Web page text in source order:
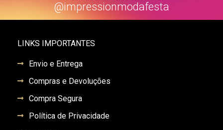
@impressionmodafesta
LINKS IMPORTANTES
Envio e Entrega
Compras e Devoluções
Compra Segura
Política de Privacidade